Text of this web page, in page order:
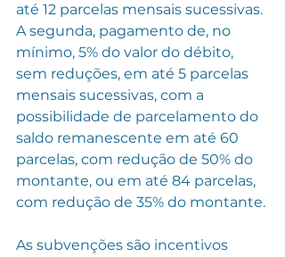
até 12 parcelas mensais sucessivas.
A segunda, pagamento de, no
mínimo, 5% do valor do débito,
sem reduções, em até 5 parcelas
mensais sucessivas, com a
possibilidade de parcelamento do
saldo remanescente em até 60
parcelas, com redução de 50% do
montante, ou em até 84 parcelas,
com redução de 35% do montante.
As subvenções são incentivos